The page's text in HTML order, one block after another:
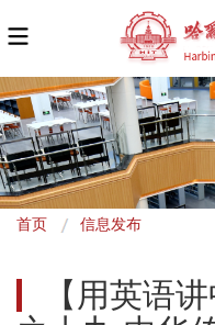
面
首页 信息发布
【用英语